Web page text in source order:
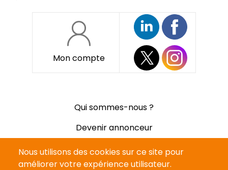
Nous utilisons des cookies sur ce site pour
améliorer votre expérience utilisateur.
Mon compte
Qui sommes-nous ?
Devenir annonceur
Mentions légales